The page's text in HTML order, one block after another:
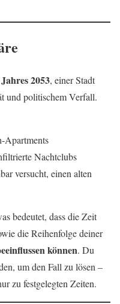
2053, einer Stadt
und politischem Verfall.
Apartments
Nachtclubs
versucht, einen alten
bedeutet, dass die Zeit
die Reihenfolge deiner
können. Du
um den Fall zu lösen –
zu festgelegten Zeiten.